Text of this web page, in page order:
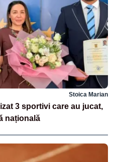
Stoica Marian
3 sportivi care au jucat,
națională